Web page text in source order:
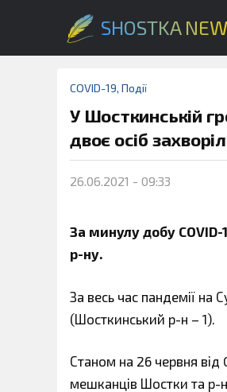
SHOSTKA
COVID-19, Події
У Шосткинській
двоє осіб
26.06.2021 - 09:33
За минулу добу COVID-
р-ну.
За весь час пандемії на
(Шосткинський р-н – 1).
Станом на 26 червня від
мешканців Шостки та р-